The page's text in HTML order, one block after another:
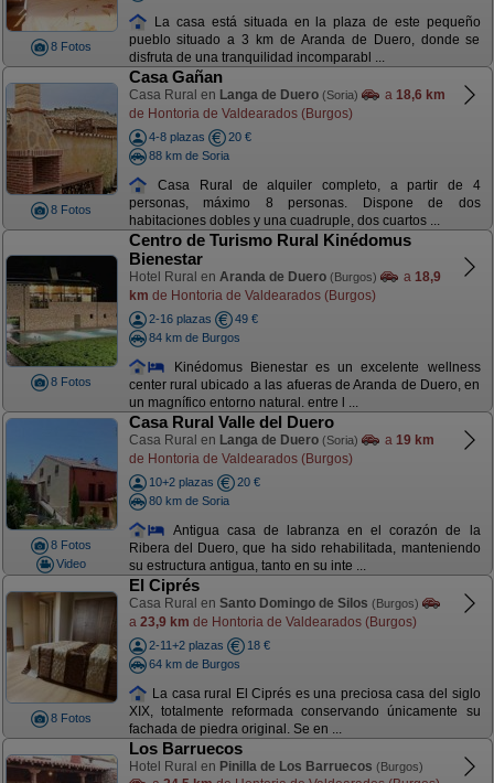
8 Fotos
La casa está situada en la plaza de este pequeño
pueblo situado a 3 km de Aranda de Duero, donde se
disfruta de una tranquilidad incomparabl ...
8 Fotos
Casa Gañan
Casa Rural en Langa de Duero (Soria) a 18,6 km
de Hontoria de Valdearados (Burgos)
4-8 plazas
20 €
88 km de Soria
Casa Rural de alquiler completo, a partir de 4
personas, máximo 8 personas. Dispone de dos
habitaciones dobles y una cuadruple, dos cuartos ...
8 Fotos
Centro de Turismo Rural Kinédomus
Bienestar
Hotel Rural en Aranda de Duero (Burgos) a 18,9
km de Hontoria de Valdearados (Burgos)
2-16 plazas
49 €
84 km de Burgos
Kinédomus Bienestar es un excelente wellness
center rural ubicado a las afueras de Aranda de Duero, en
un magnífico entorno natural. entre l ...
8 Fotos
Video
Casa Rural Valle del Duero
Casa Rural en Langa de Duero (Soria) a 19 km
de Hontoria de Valdearados (Burgos)
10+2 plazas
20 €
80 km de Soria
Antigua casa de labranza en el corazón de la
Ribera del Duero, que ha sido rehabilitada, manteniendo
su estructura antigua, tanto en su inte ...
8 Fotos
El Ciprés
Casa Rural en Santo Domingo de Silos (Burgos)
a 23,9 km de Hontoria de Valdearados (Burgos)
2-11+2 plazas
18 €
64 km de Burgos
La casa rural El Ciprés es una preciosa casa del siglo
XIX, totalmente reformada conservando únicamente su
fachada de piedra original. Se en ...
Los Barruecos
Hotel Rural en Pinilla de Los Barruecos (Burgos)